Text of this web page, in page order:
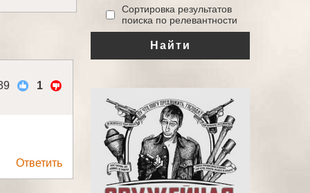
1
Ответить
‎Сортировка результатов
поиска по релевантности
Найти